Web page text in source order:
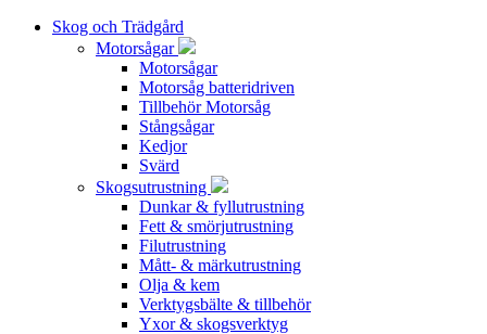
Skog och Trädgård
Motorsågar
Motorsågar
Motorsåg batteridriven
Tillbehör Motorsåg
Stångsågar
Kedjor
Svärd
Skogsutrustning
Dunkar & fyllutrustning
Fett & smörjutrustning
Filutrustning
Mått- & märkutrustning
Olja & kem
Verktygsbälte & tillbehör
Yxor & skogsverktyg